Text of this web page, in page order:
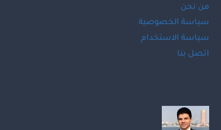
من نحن
سياسة الخصوصية
سياسة الاستخدام
اتصل بنا